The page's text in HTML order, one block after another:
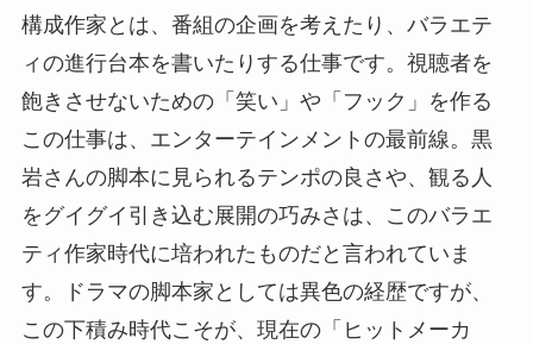
構成作家とは、番組の企画を考えたり、バラエテ
ィの進行台本を書いたりする仕事です。視聴者を
飽きさせないための「笑い」や「フック」を作る
この仕事は、エンターテインメントの最前線。黒
岩さんの脚本に見られるテンポの良さや、観る人
をグイグイ引き込む展開の巧みさは、このバラエ
ティ作家時代に培われたものだと言われていま
す。ドラマの脚本家としては異色の経歴ですが、
この下積み時代こそが、現在の「ヒットメーカ